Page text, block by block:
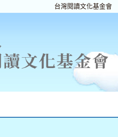
台灣閱讀文化基金會